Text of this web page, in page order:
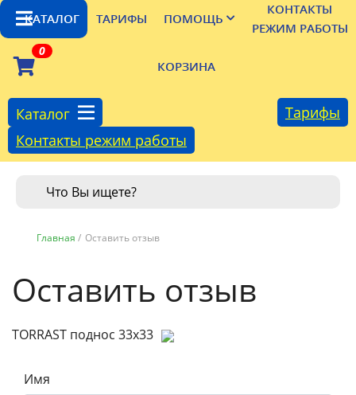
КАТАЛОГ ТАРИФЫ ПОМОЩЬ
КОНТАКТЫ
РЕЖИМ РАБОТЫ
КОРЗИНА
0
Каталог
Тарифы
Контакты режим работы
Главная / Оставить отзыв
Оставить отзыв
TORRAST поднос 33х33
Имя